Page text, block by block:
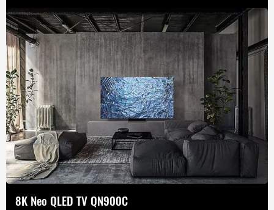
8K Neo QLED TV QN900C